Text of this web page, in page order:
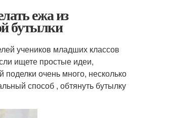
ежа из
бутылки
учеников младших классов
ищете простые идеи,
очень много, несколько
способ , обтянуть бутылку